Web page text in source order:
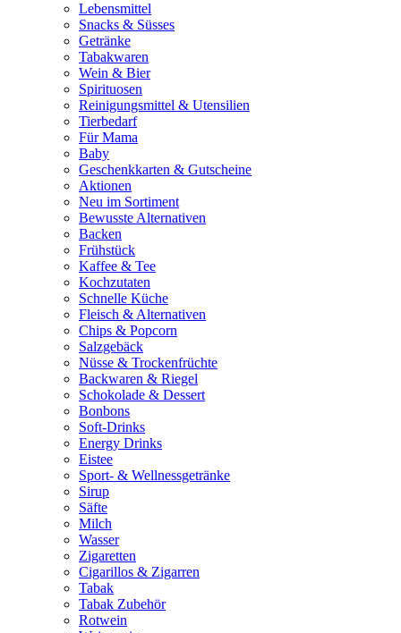
Lebensmittel
Snacks & Süsses
Getränke
Tabakwaren
Wein & Bier
Spirituosen
Reinigungsmittel & Utensilien
Tierbedarf
Für Mama
Baby
Geschenkkarten & Gutscheine
Aktionen
Neu im Sortiment
Bewusste Alternativen
Backen
Frühstück
Kaffee & Tee
Kochzutaten
Schnelle Küche
Fleisch & Alternativen
Chips & Popcorn
Salzgebäck
Nüsse & Trockenfrüchte
Backwaren & Riegel
Schokolade & Dessert
Bonbons
Soft-Drinks
Energy Drinks
Eistee
Sport- & Wellnessgetränke
Sirup
Säfte
Milch
Wasser
Zigaretten
Cigarillos & Zigarren
Tabak
Tabak Zubehör
Rotwein